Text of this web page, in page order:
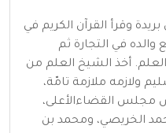
إلى بريدة وقرأ القرآن الكريم في
في التجارة ثم
أخذ الشيخ العلم من
ولازمه ملازمة تامّة،
مجلس القضاءالأعلى،
الخريصي، ومحمد بن